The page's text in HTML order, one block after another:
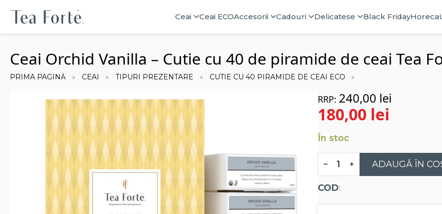
Ceai Ceai ECOAccesorii Cadouri Delicatese Black FridayHoreca
Ceai Orchid Vanilla – Cutie cu 40 de piramide de ceai Tea
PRIMA PAGINĂ CEAI TIPURI PREZENTARE CUTIE CU 40 PIRAMIDE DE CEAI ECO
240,00 lei
inițial
180,00 lei
curent
este:
În stoc
Cantitate
Ceai
Orchid
-
ADAUGĂ ÎN
COD: